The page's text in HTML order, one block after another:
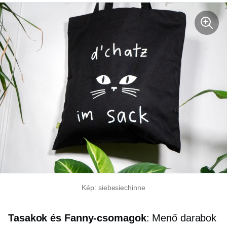
Kép: siebesiechinne
Tasakok és Fanny-csomagok: Menő darabok